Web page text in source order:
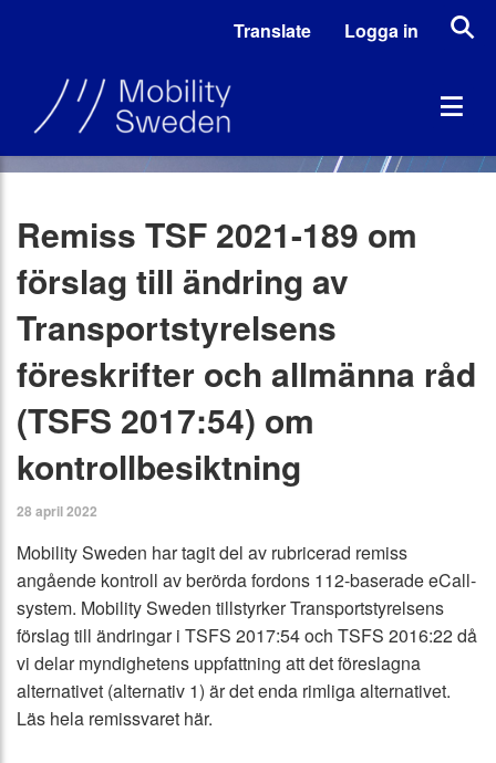
Translate Logga in
Remiss TSF 2021-189 om
förslag till ändring av
Transportstyrelsens
föreskrifter och allmänna råd
(TSFS 2017:54) om
kontrollbesiktning
28 april 2022
Mobility Sweden har tagit del av rubricerad remiss
angående kontroll av berörda fordons 112-baserade eCall-
system. Mobility Sweden tillstyrker Transportstyrelsens
förslag till ändringar i TSFS 2017:54 och TSFS 2016:22 då
vi delar myndighetens uppfattning att det föreslagna
alternativet (alternativ 1) är det enda rimliga alternativet.
Läs hela remissvaret här.